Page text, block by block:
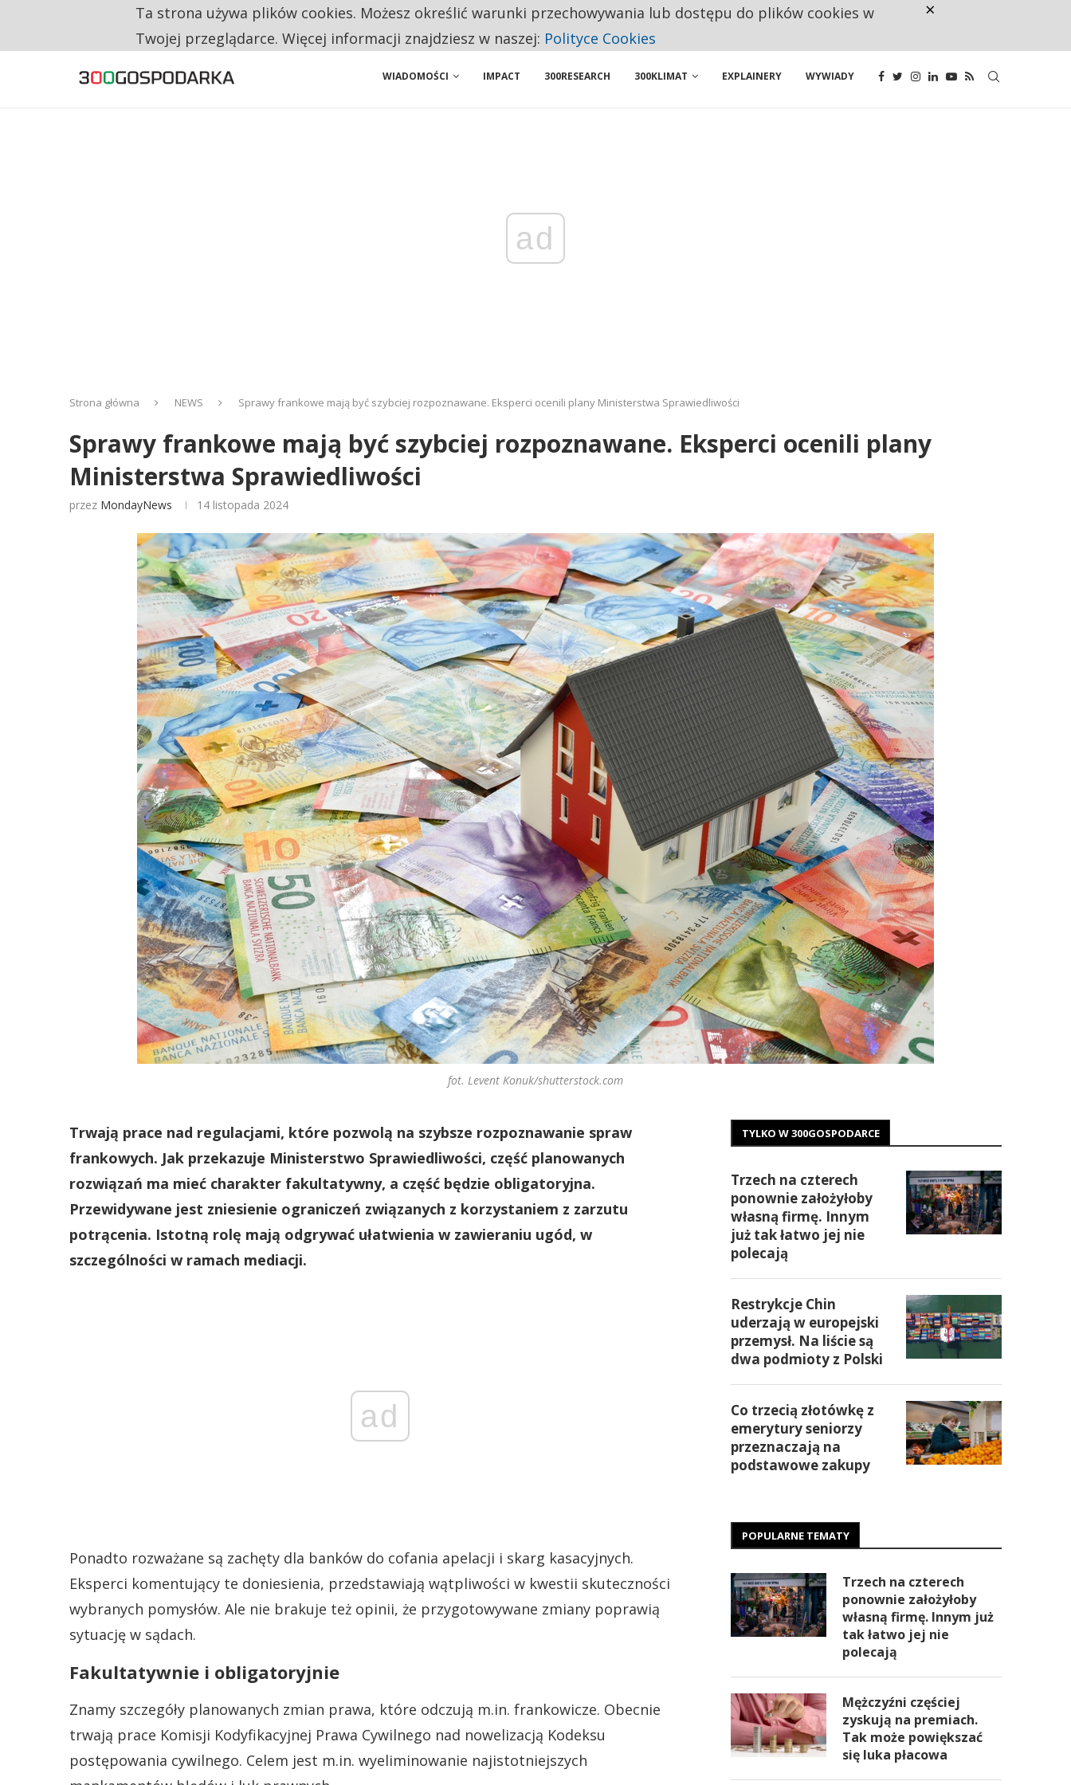
CO TRZECIĄ ZŁOTÓWKĘ Z EMERYTURY SENIORZY PRZEZNACZAJĄ NA PODSTAWOWE ZAKUPY
WIADOMOŚCI IMPACT 300RESEARCH 300KLIMAT EXPLAINERY WYWIADY
ad
Strona główna NEWS Sprawy frankowe mają być szybciej rozpoznawane. Eksperci ocenili plany Ministerstwa Sprawiedliwości
Sprawy frankowe mają być szybciej rozpoznawane. Eksperci ocenili plany
Ministerstwa Sprawiedliwości
przez MondayNews 14 listopada 2024
fot. Levent Konuk/shutterstock.com
Trwają prace nad regulacjami, które pozwolą na szybsze rozpoznawanie spraw
frankowych. Jak przekazuje Ministerstwo Sprawiedliwości, część planowanych
rozwiązań ma mieć charakter fakultatywny, a część będzie obligatoryjna.
Przewidywane jest zniesienie ograniczeń związanych z korzystaniem z zarzutu
potrącenia. Istotną rolę mają odgrywać ułatwienia w zawieraniu ugód, w
szczególności w ramach mediacji.
ad
Ponadto rozważane są zachęty dla banków do cofania apelacji i skarg kasacyjnych.
Eksperci komentujący te doniesienia, przedstawiają wątpliwości w kwestii skuteczności
wybranych pomysłów. Ale nie brakuje też opinii, że przygotowywane zmiany poprawią
sytuację w sądach.
Fakultatywnie i obligatoryjnie
Znamy szczegóły planowanych zmian prawa, które odczują m.in. frankowicze. Obecnie
trwają prace Komisji Kodyfikacyjnej Prawa Cywilnego nad nowelizacją Kodeksu
postępowania cywilnego. Celem jest m.in. wyeliminowanie najistotniejszych
TYLKO W 300GOSPODARCE
Trzech na czterech
ponownie założyłoby
własną firmę. Innym
już tak łatwo jej nie
polecają
Restrykcje Chin
uderzają w europejski
przemysł. Na liście są
dwa podmioty z Polski
Co trzecią złotówkę z
emerytury seniorzy
przeznaczają na
podstawowe zakupy
POPULARNE TEMATY
Trzech na czterech
ponownie założyłoby
własną firmę. Innym już
tak łatwo jej nie
polecają
Mężczyźni częściej
zyskują na premiach.
Tak może powiększać
się luka płacowa
Ta strona używa plików cookies. Możesz określić warunki przechowywania lub dostępu do plików cookies w
Twojej przeglądarce. Więcej informacji znajdziesz w naszej: Polityce Cookies
×